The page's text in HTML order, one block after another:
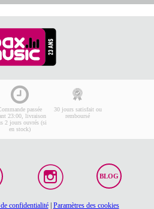
passée
23:00, livraison
2 jours ouvrés (si
en stock)
30 jours satisfait ou
remboursé
BLOG
confidentialité| Paramètres des cookies